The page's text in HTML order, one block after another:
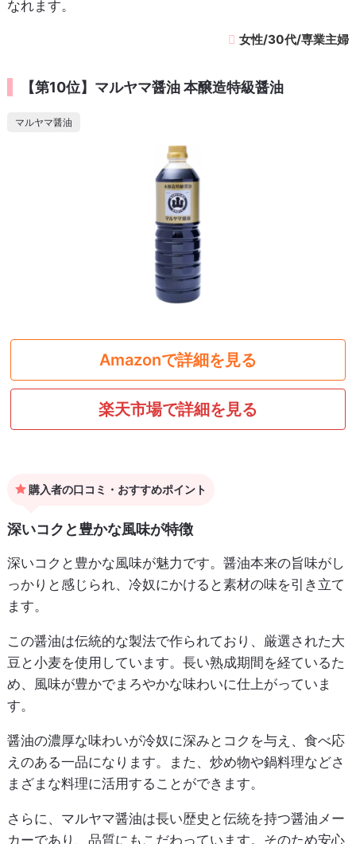
なれます。
女性/30代/専業主婦
【第10位】マルヤマ醤油 本醸造特級醤油
マルヤマ醤油
Amazonで詳細を見る
楽天市場で詳細を見る
購入者の口コミ・おすすめポイント
深いコクと豊かな風味が特徴
深いコクと豊かな風味が魅力です。醤油本来の旨味がし
っかりと感じられ、冷奴にかけると素材の味を引き立て
ます。
この醤油は伝統的な製法で作られており、厳選された大
豆と小麦を使用しています。長い熟成期間を経ているた
め、風味が豊かでまろやかな味わいに仕上がっていま
す。
醤油の濃厚な味わいが冷奴に深みとコクを与え、食べ応
えのある一品になります。また、炒め物や鍋料理などさ
まざまな料理に活用することができます。
さらに、マルヤマ醤油は長い歴史と伝統を持つ醤油メー
カーであり、品質にもこだわっています。そのため安心